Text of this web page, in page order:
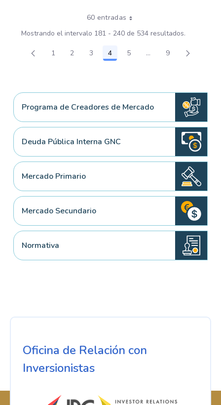
60 entradas
Mostrando el intervalo 181 - 240 de 534 resultados.
Página
1 Página
2 Página
3 Página
4 Página
5 ...Páginas intermedias
Página
9
Programa de Creadores de Mercado
Deuda Pública Interna GNC
Mercado Primario
Mercado Secundario
Normativa
Oficina de Relación con
Inversionistas